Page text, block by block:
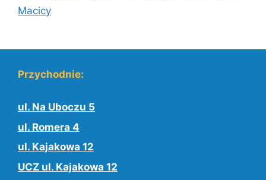
Macicy
Przychodnie:
ul. Na Uboczu 5
ul. Romera 4
ul. Kajakowa 12
UCZ ul. Kajakowa 12